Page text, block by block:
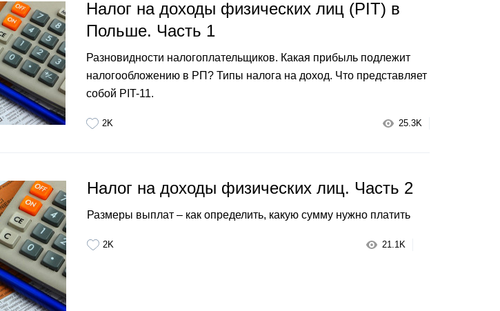
Налог на доходы физических лиц (PIT) в
Польше. Часть 1
Разновидности налогоплательщиков. Какая прибыль подлежит
налогообложению в РП? Типы налога на доход. Что представляет
собой PIT-11.
2K 25.3K
Налог на доходы физических лиц. Часть 2
Размеры выплат – как определить, какую сумму нужно платить
2K 21.1K